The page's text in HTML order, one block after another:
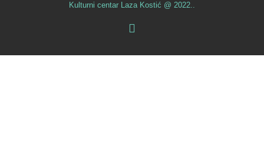
Kulturni centar Laza Kostić @ 2022..